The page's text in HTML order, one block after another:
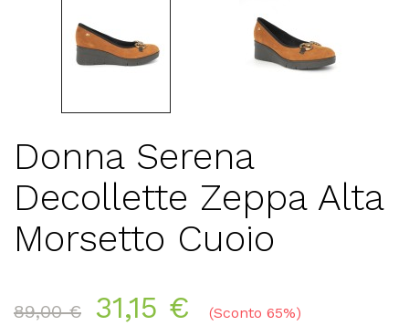
Donna Serena
Decollette Zeppa Alta
Morsetto Cuoio
89,00 € 31,15 € Sconto 65%